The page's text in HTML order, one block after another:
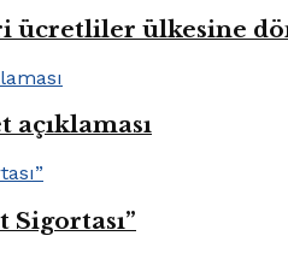
ücretliler ülkesine
açıklaması